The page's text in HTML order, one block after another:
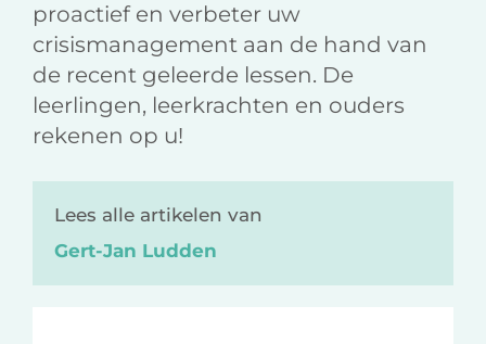
proactief en verbeter uw
crisismanagement aan de hand van
de recent geleerde lessen. De
leerlingen, leerkrachten en ouders
rekenen op u!
Lees alle artikelen van
Gert-Jan Ludden